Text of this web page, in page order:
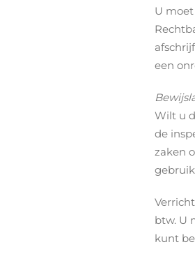
U
een
Wilt u
de
zaken
btw. U
kunt